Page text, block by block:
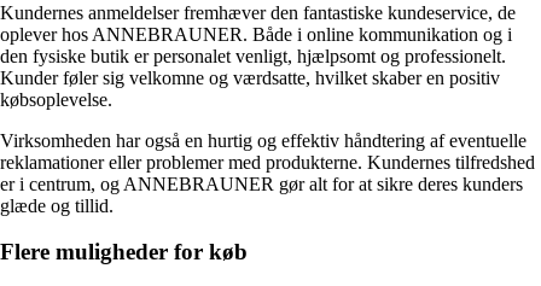
Kundernes anmeldelser fremhæver den fantastiske kundeservice, de
oplever hos ANNEBRAUNER. Både i online kommunikation og i
den fysiske butik er personalet venligt, hjælpsomt og professionelt.
Kunder føler sig velkomne og værdsatte, hvilket skaber en positiv
købsoplevelse.
Virksomheden har også en hurtig og effektiv håndtering af eventuelle
reklamationer eller problemer med produkterne. Kundernes tilfredshed
er i centrum, og ANNEBRAUNER gør alt for at sikre deres kunders
glæde og tillid.
Flere muligheder for køb